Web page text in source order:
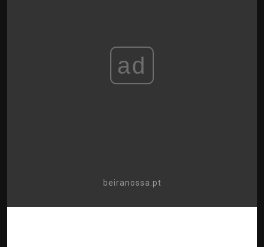
ad
beiranossa.pt